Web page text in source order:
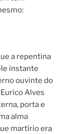
a repentina
instante
ouvinte do
Alves
porta e
alma
martírio era